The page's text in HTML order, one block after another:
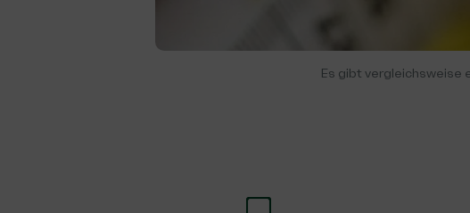
Es gibt vergleichsweise